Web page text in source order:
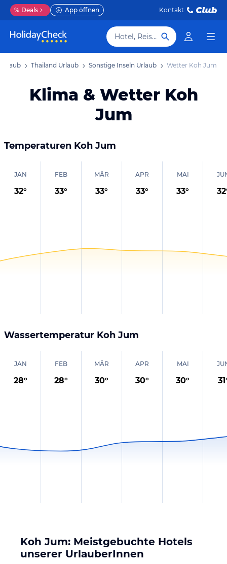
% Deals App öffnen Kontakt
Hotel, Reiseziel
Thailand Urlaub Sonstige Inseln Urlaub Wetter Koh Jum
Klima & Wetter Koh
Jum
Temperaturen Koh Jum
JAN
32°
FEB
33°
MÄR
33°
APR
33°
MAI
33° 32
Wassertemperatur Koh Jum
JAN
28°
FEB
28°
MÄR
30°
APR
30°
MAI
30° 31
Koh Jum: Meistgebuchte Hotels
unserer UrlauberInnen